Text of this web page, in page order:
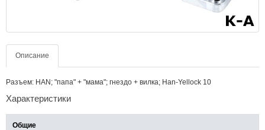
Описание
Разъем: HAN; "папа" + "мама"; гнездо + вилка; Han-Yellock 10
Характеристики
Общие